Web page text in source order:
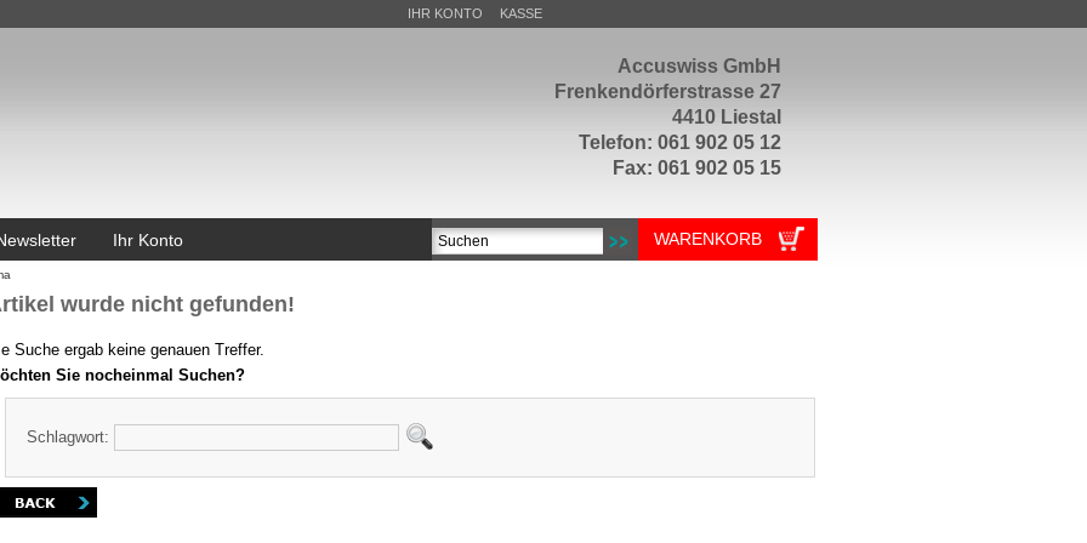
Accuswiss GmbH
Frenkendörferstrasse 27
4410 Liestal
Telefon: 061 902 05 12
Fax: 061 902 05 15
IHR KONTO KASSE
Ihr Konto WARENKORB
wurde nicht gefunden!
Suche ergab keine genauen Treffer.
Sie nocheinmal Suchen?
Schlagwort: